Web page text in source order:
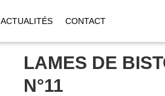
ACTUALITÉS CONTACT
LAMES DE
N°11